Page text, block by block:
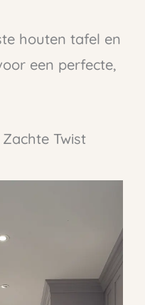
houten tafel en
een perfecte,
Twist